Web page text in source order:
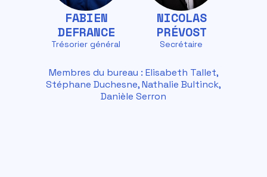
FABIEN
DEFRANCE
Trésorier général
NICOLAS
PRÉVOST
Secrétaire
Membres du bureau : Elisabeth Tallet,
Stéphane Duchesne, Nathalie Bultinck,
Danièle Serron